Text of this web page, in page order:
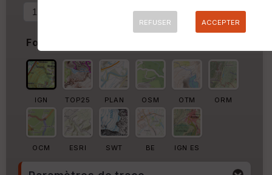
Fond de carte
IGN TOP25 PLAN OSM OTM ORM
OCM ESRI SWT BE IGN ES
REFUSER ACCEPTER